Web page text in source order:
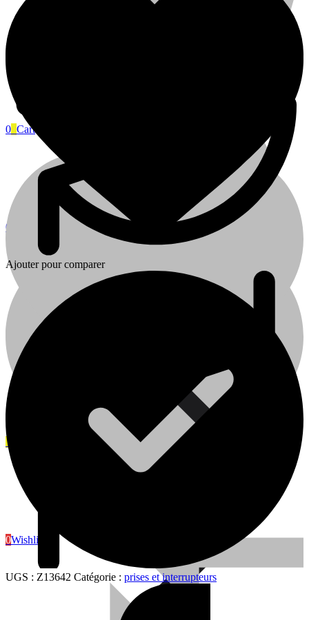
0
0Wishlist
Plomberie
0 Cart
0
Ajouter pour comparer
UGS : Z13642 Catégorie : prises et interrupteurs